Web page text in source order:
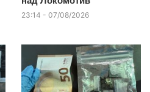
23:14 - 07/08/2026